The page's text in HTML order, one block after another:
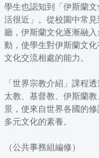
學生也認知到「伊斯蘭
活很近」。從校園中常
廳，伊斯蘭文化逐漸融
動，使學生對伊斯蘭文
文化交流相處的能力。
「世界宗教介紹」課程
太教、基督教、伊斯蘭
景，使來自世界各國的
多元文化的素養。
（公共事務組編修）